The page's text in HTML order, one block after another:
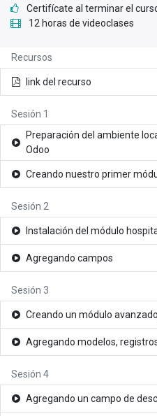
Certifícate al terminar el
12 horas de videoclases
Recursos
link del recurso
Sesión 1
Preparación del ambiente
Odoo
Creando nuestro primer
Sesión 2
Instalación del módulo
Agregando campos
Sesión 3
Creando un módulo
Agregando modelos,
Sesión 4
Agregando un campo de